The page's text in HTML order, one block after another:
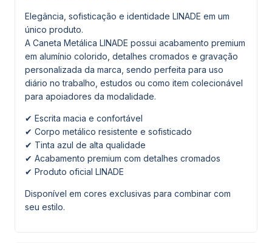
Elegância, sofisticação e identidade LINADE em um
único produto.
A Caneta Metálica LINADE possui acabamento premium
em alumínio colorido, detalhes cromados e gravação
personalizada da marca, sendo perfeita para uso
diário no trabalho, estudos ou como item colecionável
para apoiadores da modalidade.
✔ Escrita macia e confortável
✔ Corpo metálico resistente e sofisticado
✔ Tinta azul de alta qualidade
✔ Acabamento premium com detalhes cromados
✔ Produto oficial LINADE
Disponível em cores exclusivas para combinar com
seu estilo.